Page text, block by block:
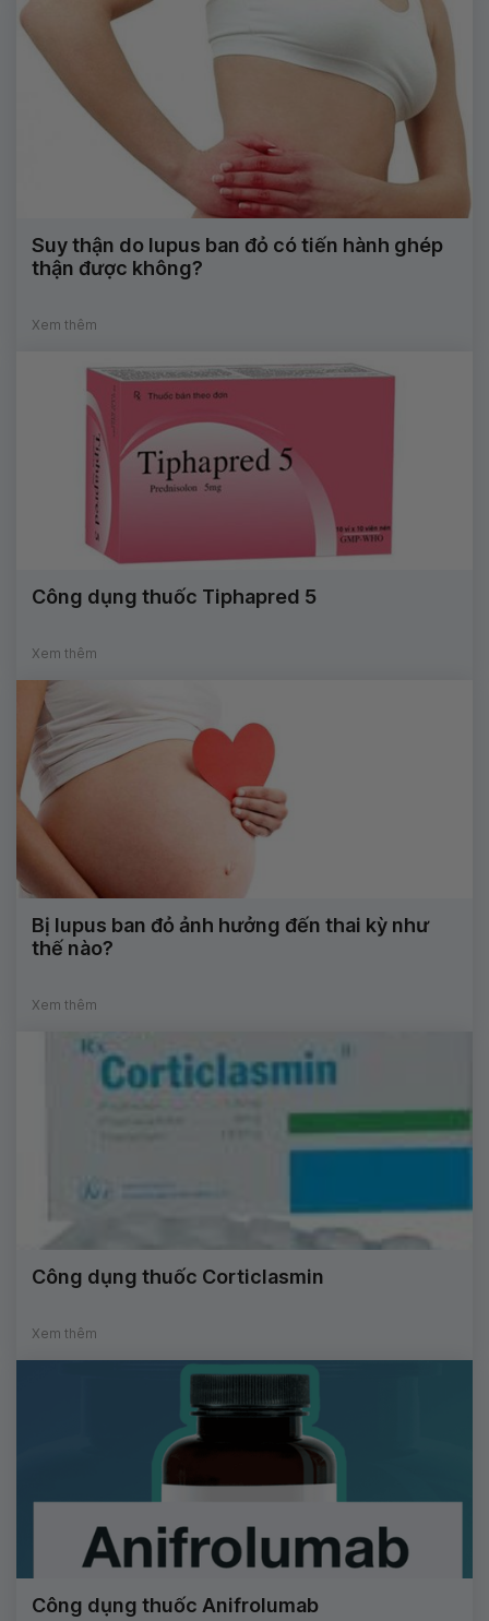
Suy thận do lupus ban đỏ có tiến hành ghép
thận được không?
Xem thêm
Công dụng thuốc Tiphapred 5
Xem thêm
Bị lupus ban đỏ ảnh hưởng đến thai kỳ như
thế nào?
Xem thêm
Công dụng thuốc Corticlasmin
Xem thêm
Công dụng thuốc Anifrolumab